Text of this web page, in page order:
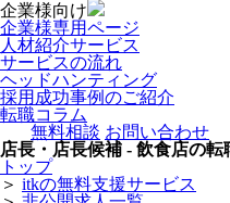
企業様向け
企業様専用ページ
人材紹介サービス
サービスの流れ
ヘッドハンティング
採用成功事例のご紹介
転職コラム
無料相談 お問い合わせ
店長・店長候補 - 飲食店の転
トップ
＞ itkの無料支援サービス